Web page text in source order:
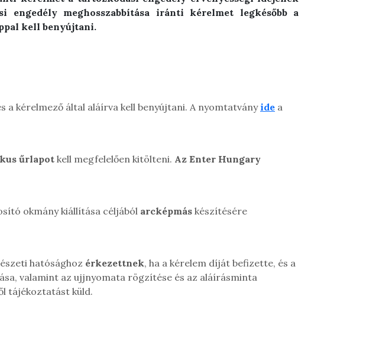
meghosszabbítása iránti kérelmet legkésőbb a
kell benyújtani.
a kérelmező által aláírva kell benyújtani. A nyomtatványide a
űrlapotkell megfelelően kitölteni. Az Enter Hungary
okmány kiállítása céljából arcképmás készítésére
hatósághoz érkezettnek, ha a kérelem díját befizette, és a
valamint az ujjnyomata rögzítése és az aláírásminta
tájékoztatást küld.